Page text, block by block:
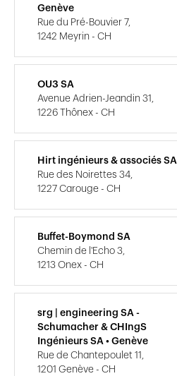
Genève
Rue du Pré-Bouvier 7,
1242 Meyrin - CH
OU3 SA
Avenue Adrien-Jeandin 31,
1226 Thônex - CH
Hirt ingénieurs & associés SA
Rue des Noirettes 34,
1227 Carouge - CH
Buffet-Boymond SA
Chemin de l'Echo 3,
1213 Onex - CH
srg | engineering SA -
Schumacher & CHIngS
Ingénieurs SA • Genève
Rue de Chantepoulet 11,
1201 Genève - CH